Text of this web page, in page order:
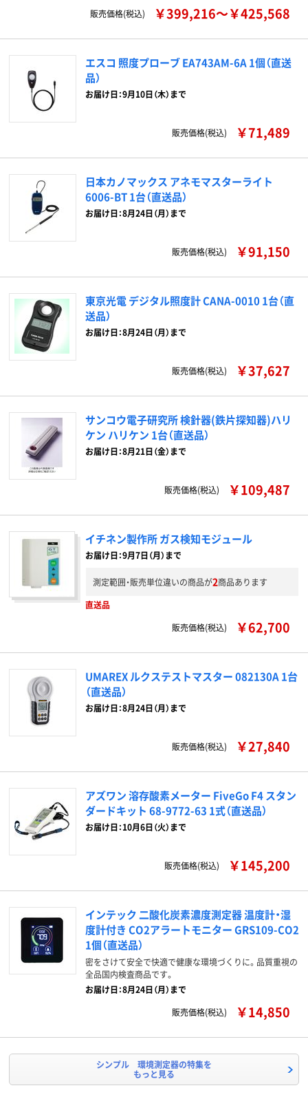
販売価格(税込) ￥399,216～￥425,568
エスコ 照度プローブ EA743AM-6A 1個（直送
品）
お届け日：9月10日（木）まで
販売価格(税込) ￥71,489
日本カノマックス アネモマスターライト
6006-BT 1台（直送品）
お届け日：8月24日（月）まで
販売価格(税込) ￥91,150
東京光電 デジタル照度計 CANA-0010 1台（直
送品）
お届け日：8月24日（月）まで
販売価格(税込) ￥37,627
サンコウ電子研究所 検針器(鉄片探知器)ハリ
ケン ハリケン 1台（直送品）
お届け日：8月21日（金）まで
販売価格(税込) ￥109,487
イチネン製作所 ガス検知モジュール
お届け日：9月7日（月）まで
測定範囲・販売単位違いの商品が2商品あります
直送品
販売価格(税込)
￥62,700
UMAREX ルクステストマスター 082130A 1台
（直送品）
お届け日：8月24日（月）まで
販売価格(税込) ￥27,840
アズワン 溶存酸素メーター FiveGo F4 スタン
ダードキット 68-9772-63 1式（直送品）
お届け日：10月6日（火）まで
販売価格(税込) ￥145,200
インテック 二酸化炭素濃度測定器 温度計・湿
度計付き CO2アラートモニター GRS109-CO2
1個（直送品）
密をさけて安全で快適で健康な環境づくりに。品質重視の
全品国内検査商品です。
お届け日：8月24日（月）まで
販売価格(税込)
￥14,850
シンプル 環境測定器の特集を
もっと見る